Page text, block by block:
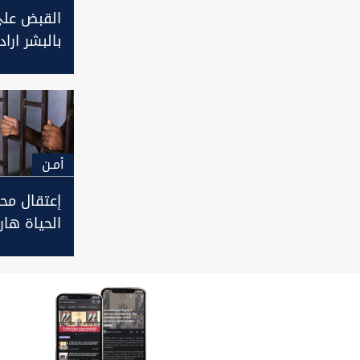
القبض
بالبشر
بمحافظة
أمـن
إعتقال
الحياة